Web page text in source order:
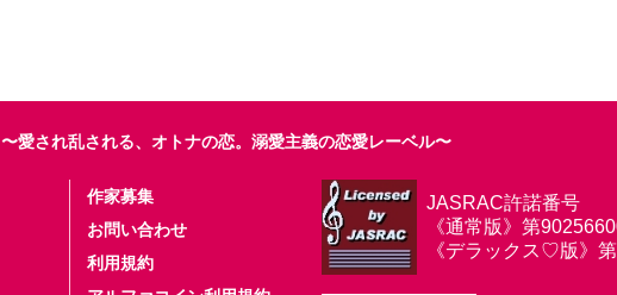
〜愛され乱される、オトナの恋。溺愛主義の恋愛レーベル〜
作家募集
お問い合わせ
利用規約
JASRAC許諾番号
《通常版》第
《デラックス♡版》